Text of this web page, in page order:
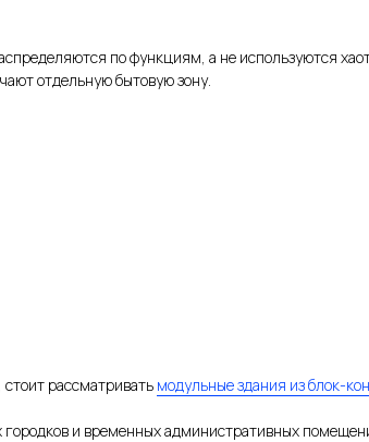
по функциям, а не используются
отдельную бытовую зону.
рассматривать модульные здания из блок-
и временных административных